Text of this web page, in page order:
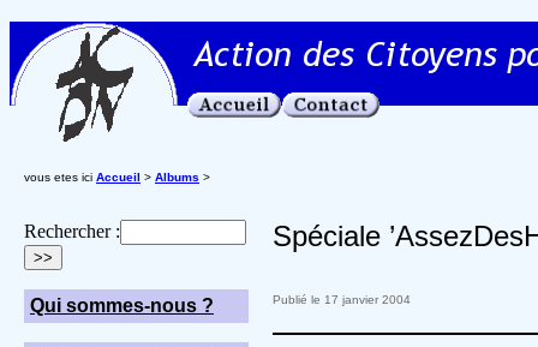
vous etes ici Accueil > Albums >
Rechercher :
Qui sommes-nous ?
Spéciale
Publié le 17 janvier 2004